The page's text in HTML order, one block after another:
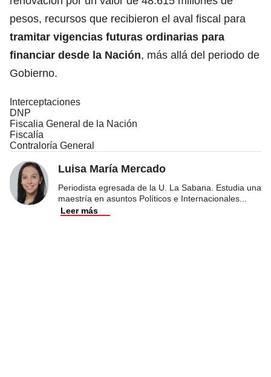
pesos, recursos que recibieron el aval fiscal para
tramitar vigencias futuras ordinarias para
financiar desde la Nación, más allá del periodo de
Gobierno.
Interceptaciones
DNP
Fiscalia General de la Nación
Fiscalía
Contraloría General
Luisa María Mercado
Periodista egresada de la U. La Sabana. Estudia una
maestría en asuntos Políticos e Internacionales
Leer más